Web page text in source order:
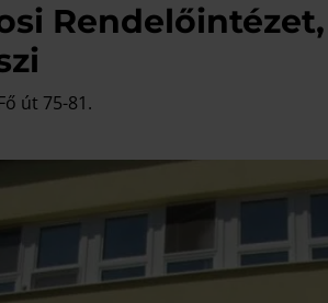
út 75-81.